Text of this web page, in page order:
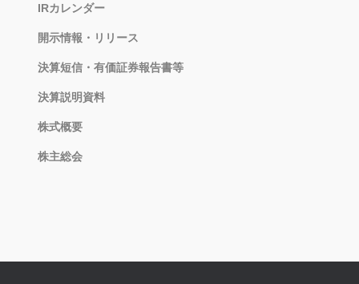
IRカレンダー
開示情報・リリース
決算短信・有価証券報告書等
決算説明資料
株式概要
株主総会